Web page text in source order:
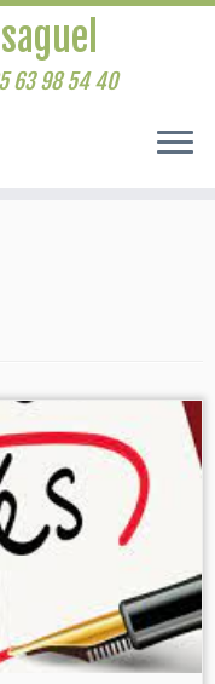
63 98 54 40